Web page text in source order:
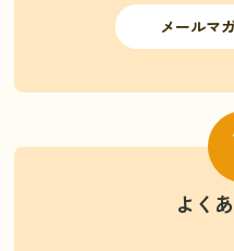
メールマ
よく